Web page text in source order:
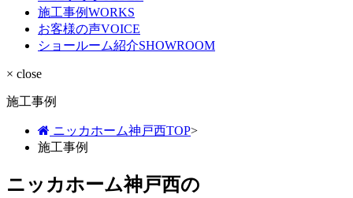
施工事例WORKS
お客様の声VOICE
ショールーム紹介SHOWROOM
× close
施工事例
ニッカホーム神戸西TOP>
施工事例
ニッカホーム神戸西の